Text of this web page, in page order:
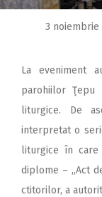
3 noiembrie
La eveniment
parohiilor
liturgice. De
interpretat o
liturgice în
diplome – ,,Act
ctitorilor, a